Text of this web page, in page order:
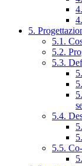
5.
5.1.
5.2.
5.3.
5.4.
5.5.